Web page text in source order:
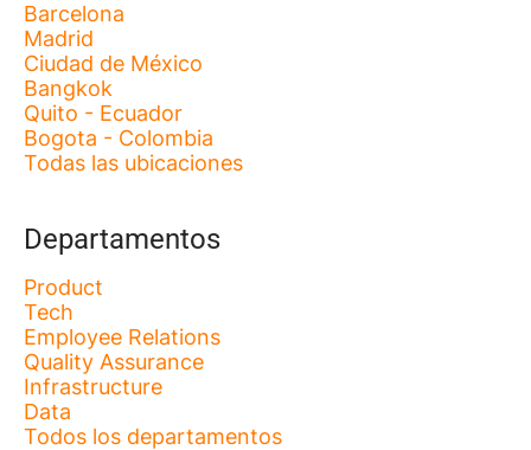
Barcelona
Madrid
Ciudad de México
Bangkok
Quito - Ecuador
Bogota - Colombia
Todas las ubicaciones
Departamentos
Product
Tech
Employee Relations
Quality Assurance
Infrastructure
Data
Todos los departamentos